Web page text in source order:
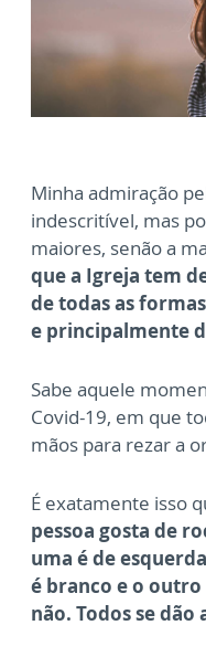
Minha admiração
indescritível, mas
maiores, senão a
que a Igreja tem
de todas as
e principalmente
Sabe aquele
Covid-19, em que
mãos para rezar a
É exatamente isso
pessoa gosta de
uma é de
é branco e o outro
não. Todos se dão